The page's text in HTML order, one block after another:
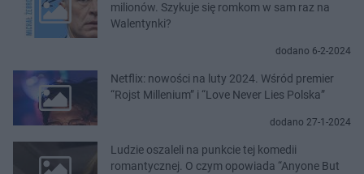
milionów. Szykuje się romkom w sam raz na
Walentynki?
dodano 6-2-2024
Netflix: nowości na luty 2024. Wśród premier
“Rojst Millenium” i “Love Never Lies Polska”
dodano 27-1-2024
Ludzie oszaleli na punkcie tej komedii
romantycznej. O czym opowiada “Anyone But